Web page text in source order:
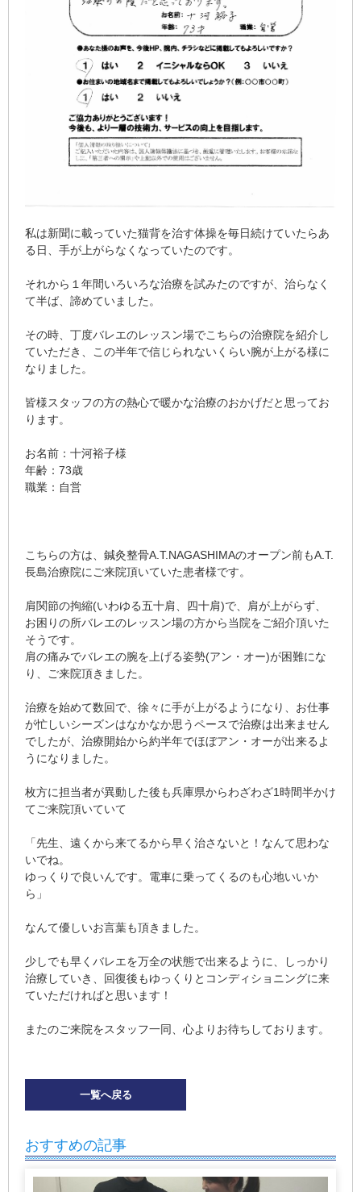
私は新聞に載っていた猫背を治す体操を毎日続けていたらあ
る日、手が上がらなくなっていたのです。
それから１年間いろいろな治療を試みたのですが、治らなく
て半ば、諦めていました。
その時、丁度バレエのレッスン場でこちらの治療院を紹介し
ていただき、この半年で信じられないくらい腕が上がる様に
なりました。
皆様スタッフの方の熱心で暖かな治療のおかげだと思ってお
ります。
お名前：十河裕子様
年齢：73歳
職業：自営
こちらの方は、鍼灸整骨A.T.NAGASHIMAのオープン前もA.T.
長島治療院にご来院頂いていた患者様です。
肩関節の拘縮(いわゆる五十肩、四十肩)で、肩が上がらず、
お困りの所バレエのレッスン場の方から当院をご紹介頂いた
そうです。
肩の痛みでバレエの腕を上げる姿勢(アン・オー)が困難にな
り、ご来院頂きました。
治療を始めて数回で、徐々に手が上がるようになり、お仕事
が忙しいシーズンはなかなか思うペースで治療は出来ません
でしたが、治療開始から約半年でほぼアン・オーが出来るよ
うになりました。
枚方に担当者が異動した後も兵庫県からわざわざ1時間半かけ
てご来院頂いていて
「先生、遠くから来てるから早く治さないと！なんて思わな
いでね。
ゆっくりで良いんです。電車に乗ってくるのも心地いいか
ら」
なんて優しいお言葉も頂きました。
少しでも早くバレエを万全の状態で出来るように、しっかり
治療していき、回復後もゆっくりとコンディショニングに来
ていただければと思います！
またのご来院をスタッフ一同、心よりお待ちしております。
一覧へ戻る
おすすめの記事